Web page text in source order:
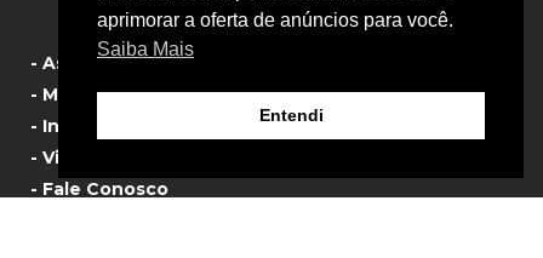
- Assistência Técnica
- Manual de Produtos
- Informativos
- Vista Explodida
- Fale Conosco
aprimorar a oferta de anúncios para você.
Saiba Mais
Entendi